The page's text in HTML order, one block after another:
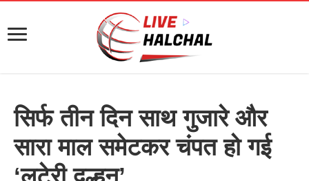
सिर्फ तीन दिन साथ गुजारे और
सारा माल समेटकर चंपत हो गई